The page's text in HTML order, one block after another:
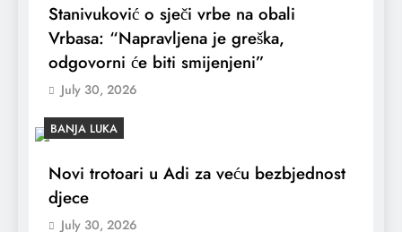
Stanivuković o sječi vrbe na obali
Vrbasa: “Napravljena je greška,
odgovorni će biti smijenjeni”
July 30, 2026
BANJA LUKA
Novi trotoari u Adi za veću bezbjednost
djece
July 30, 2026